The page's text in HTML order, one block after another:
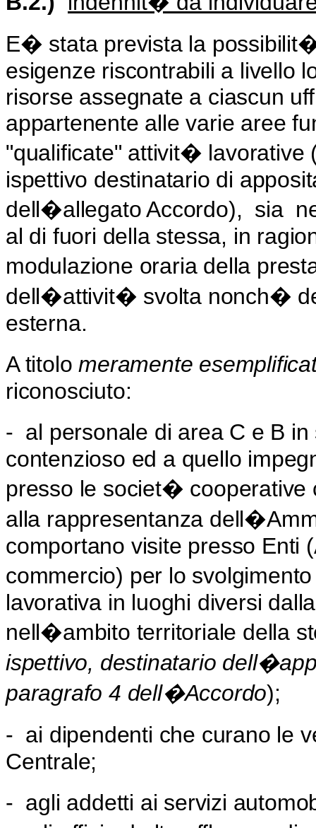
E� stata prevista la
esigenze riscontrabili a livello
risorse assegnate a ciascun
appartenente alle varie aree
"qualificate" attivit� lavorative
ispettivo destinatario di
dell�allegato Accordo), sia
al di fuori della stessa, in
modulazione oraria della
dell�attivit� svolta nonch�
esterna.
A titolomeramente
riconosciuto:
- al personale di area C e B
contenzioso ed a quello
presso le societ� cooperative
alla rappresentanza
comportano visite presso Enti
commercio) per lo
lavorativa in luoghi diversi
nell�ambito territoriale della
ispettivo, destinatario
paragrafo 4 dell�Accordo);
- ai dipendenti che curano le
Centrale;
- agli addetti ai servizi